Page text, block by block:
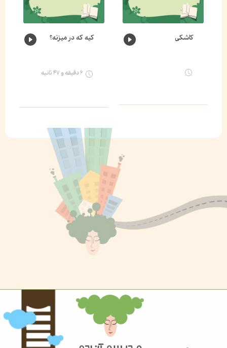
کاشکی کیه که در میزنه؟
۶ دقیقه و ۴۷ ثانیه